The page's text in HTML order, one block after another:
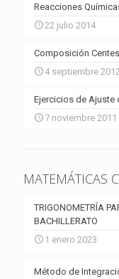
Reacciones
22 julio 2014
Composición
4 septiembre
Ejercicios de Ajuste
7 noviembre 2011
MATEMÁTICAS
TRIGONOMETRÍA
BACHILLERATO
1 enero 2023
Método de